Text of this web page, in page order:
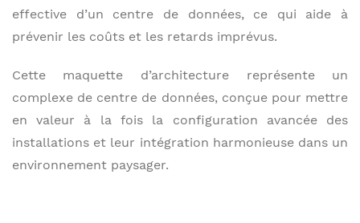
effective d’un centre de données, ce qui aide à
prévenir les coûts et les retards imprévus.
Cette maquette d’architecture représente un
complexe de centre de données, conçue pour mettre
en valeur à la fois la configuration avancée des
installations et leur intégration harmonieuse dans un
environnement paysager.